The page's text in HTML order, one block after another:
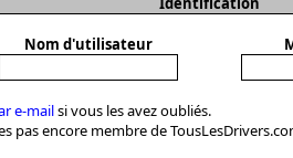
Nom d'utilisateur
e-mailsi vous les avez oubliés.
pas encore membre de